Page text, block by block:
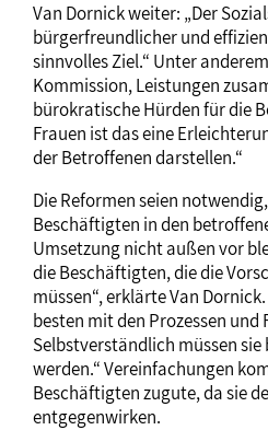
Van Dornick weiter: „Der
bürgerfreundlicher und
sinnvolles Ziel.“ Unter
Kommission, Leistungen
bürokratische Hürden für die
Frauen ist das eine
der Betroffenen darstellen.“
Die Reformen seien
Beschäftigten in den
Umsetzung nicht außen vor
die Beschäftigten, die die
müssen“, erklärte Van
besten mit den Prozessen und
Selbstverständlich müssen
werden.“ Vereinfachungen
Beschäftigten zugute, da sie
entgegenwirken.